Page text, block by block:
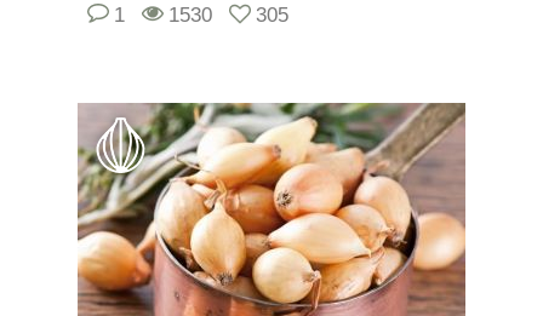
1 1530 305